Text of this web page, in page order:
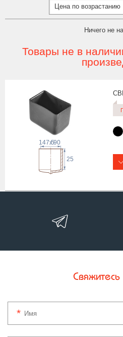
Цена по возрастанию
Ничего не
Товары не в
25
147.5
x90